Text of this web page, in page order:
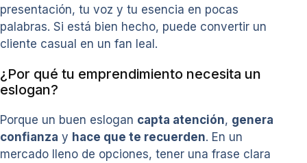
presentación, tu voz y tu esencia en pocas
palabras. Si está bien hecho, puede convertir un
cliente casual en un fan leal.
¿Por qué tu emprendimiento necesita un
eslogan?
Porque un buen eslogan capta atención, genera
confianza y hace que te recuerden. En un
mercado lleno de opciones, tener una frase clara